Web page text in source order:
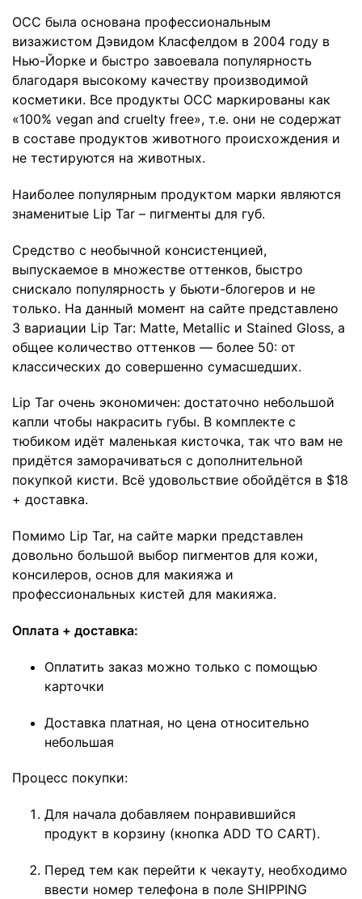
OCC была основана профессиональным
визажистом Дэвидом Класфелдом в 2004 году в
Нью-Йорке и быстро завоевала популярность
благодаря высокому качеству производимой
косметики. Все продукты OCC маркированы как
«100% vegan and cruelty free», т.е. они не содержат
в составе продуктов животного происхождения и
не тестируются на животных.
Наиболее популярным продуктом марки являются
знаменитые Lip Tar – пигменты для губ.
Средство с необычной консистенцией,
выпускаемое в множестве оттенков, быстро
снискало популярность у бьюти-блогеров и не
только. На данный момент на сайте представлено
3 вариации Lip Tar: Matte, Metallic и Stained Gloss, а
общее количество оттенков — более 50: от
классических до совершенно сумасшедших.
Lip Tar очень экономичен: достаточно небольшой
капли чтобы накрасить губы. В комплекте с
тюбиком идёт маленькая кисточка, так что вам не
придётся заморачиваться с дополнительной
покупкой кисти. Всё удовольствие обойдётся в $18
+ доставка.
Помимо Lip Tar, на сайте марки представлен
довольно большой выбор пигментов для кожи,
консилеров, основ для макияжа и
профессиональных кистей для макияжа.
Оплата + доставка:
Оплатить заказ можно только с помощью
карточки
Доставка платная, но цена относительно
небольшая
Процесс покупки:
Для начала добавляем понравившийся
продукт в корзину (кнопка ADD TO CART).
Перед тем как перейти к чекауту, необходимо
ввести номер телефона в поле SHIPPING